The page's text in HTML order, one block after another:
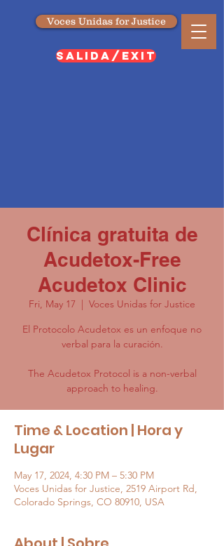
Voces Unidas for Justice
SALIDA/EXIT
Clínica gratuita de
Acudetox-Free
Acudetox Clinic
Fri, May 17
  |
Voces Unidas for Justice
El Protocolo Acudetox es un enfoque no
verbal para la curación.
The Acudetox Protocol is a non-verbal
approach to healing.
Time & Location | Hora y
Lugar
May 17, 2024, 4:30 PM – 5:30 PM
Voces Unidas for Justice, 2519 Airport Rd,
Colorado Springs, CO 80910, USA